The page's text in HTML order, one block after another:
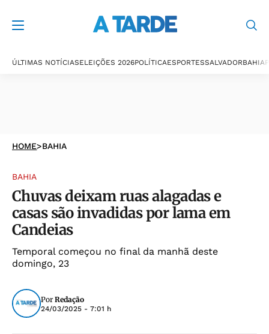
ÚLTIMAS NOTÍCIASELEIÇÕES 2026POLÍTICAESPORTESSALVADORBAHIA
HOME>BAHIA
BAHIA
Chuvas deixam ruas alagadas e
casas são invadidas por lama em
Candeias
Temporal começou no final da manhã deste
domingo, 23
Por Redação
24/03/2025 - 7:01 h